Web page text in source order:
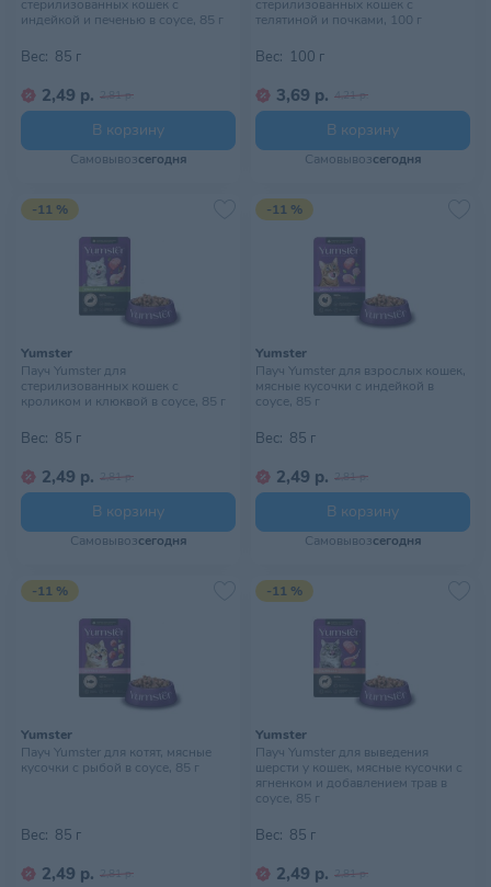
стерилизованных кошек с
индейкой и печенью в соусе, 85 г
Вес: 85 г
2,49 р. 2,81 р.
В корзину
Самовывозсегодня
стерилизованных кошек с
телятиной и почками, 100 г
Вес: 100 г
3,69 р. 4,21 р.
В корзину
Самовывозсегодня
-11 %
Yumster
Пауч Yumster для
стерилизованных кошек с
кроликом и клюквой в соусе, 85 г
Вес: 85 г
2,49 р. 2,81 р.
В корзину
Самовывозсегодня
-11 %
Yumster
Пауч Yumster для взрослых кошек,
мясные кусочки с индейкой в
соусе, 85 г
Вес: 85 г
2,49 р. 2,81 р.
В корзину
Самовывозсегодня
-11 %
Yumster
Пауч Yumster для котят, мясные
кусочки с рыбой в соусе, 85 г
Вес: 85 г
2,49 р. 2,81 р.
-11 %
Yumster
Пауч Yumster для выведения
шерсти у кошек, мясные кусочки с
ягненком и добавлением трав в
соусе, 85 г
Вес: 85 г
2,49 р. 2,81 р.